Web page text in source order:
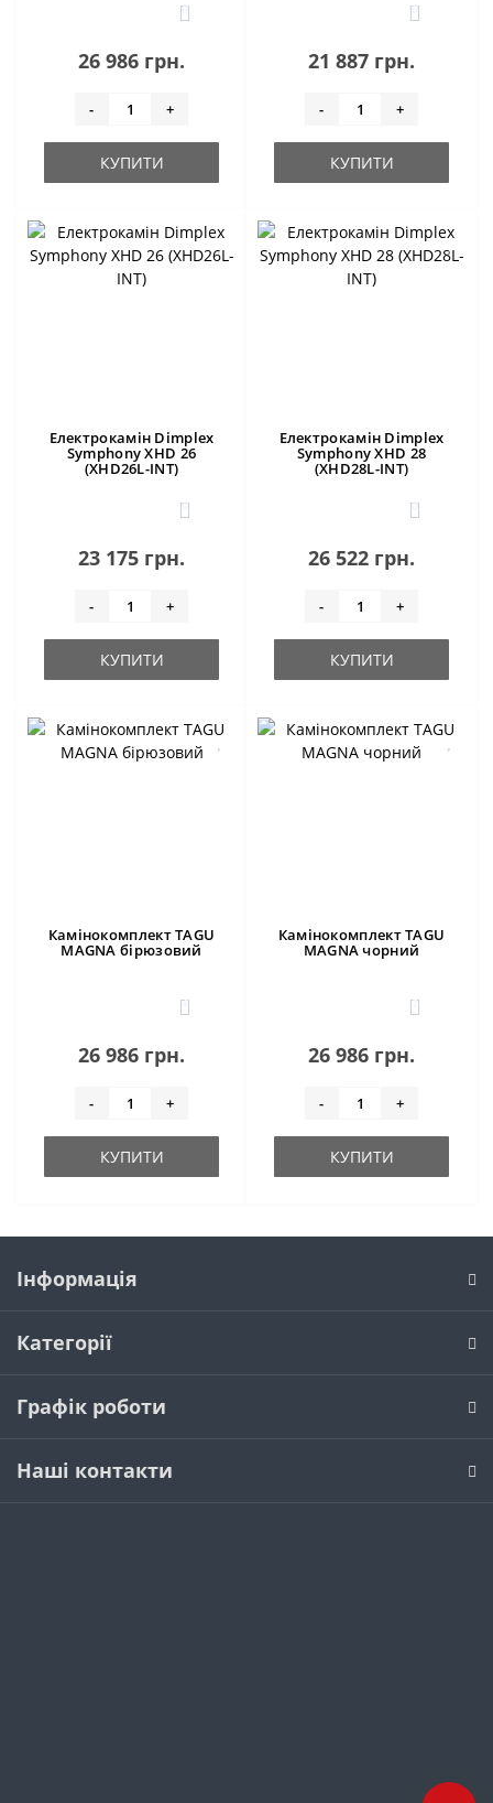
0
26 986 грн.
- +
КУПИТИ
0
21 887 грн.
- +
КУПИТИ
Електрокамін Dimplex
Symphony XHD 26
(XHD26L-INT)
0
23 175 грн.
- +
КУПИТИ
Електрокамін Dimplex
Symphony XHD 28
(XHD28L-INT)
0
26 522 грн.
- +
КУПИТИ
Камінокомплект TAGU
MAGNA бірюзовий
4
26 986 грн.
- +
КУПИТИ
Камінокомплект TAGU
MAGNA чорний
1
26 986 грн.
- +
КУПИТИ
Інформація
Категорії
Графік роботи
Наші контакти